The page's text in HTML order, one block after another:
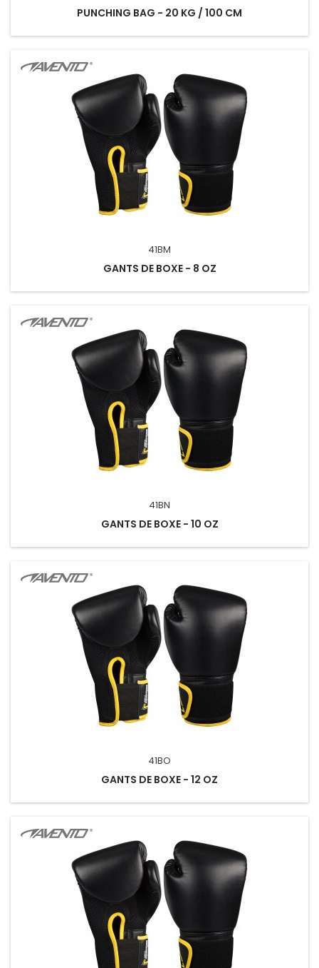
PUNCHING BAG - 20 KG / 100 CM
41BM
GANTS DE BOXE - 8 OZ
41BN
GANTS DE BOXE - 10 OZ
41BO
GANTS DE BOXE - 12 OZ